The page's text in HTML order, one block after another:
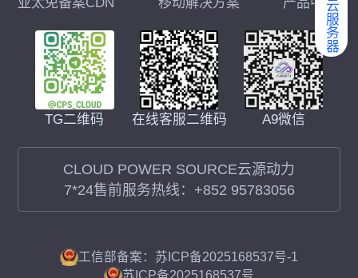
TG二维码 在线客服二维码 A9微信
CLOUD POWER SOURCE云源动力
7*24售前服务热线： +852 95783056
工信部备案：苏ICP备2025168537号-1
苏ICP备2025168537号